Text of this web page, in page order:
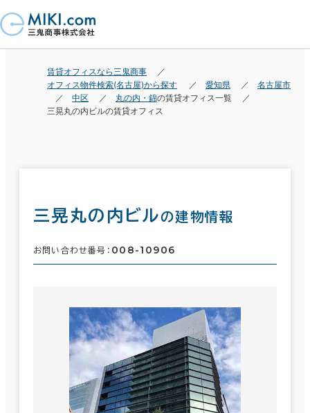
賃貸オフィスなら三鬼商事
オフィス物件検索(名古屋)から探す
愛知県
名古屋市
中区
丸の内・錦の賃貸オフィス一覧
三晃丸の内ビルの賃貸オフィス
三晃丸の内ビルの建物情報
お問い合わせ番号： 008-10906